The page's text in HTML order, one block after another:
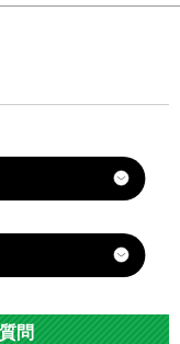
キヤノン
問